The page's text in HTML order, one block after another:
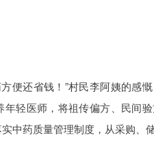
便还省钱！”村民李阿姨的感
轻医师，将祖传偏方、民间
中药质量管理制度，从采购、